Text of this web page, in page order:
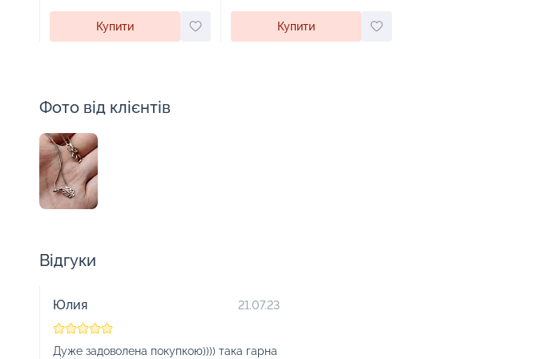
Купити Купити
Фото від клієнтів
Відгуки
Юлия 21.07.23
Дуже задоволена покупкою)))) така гарна